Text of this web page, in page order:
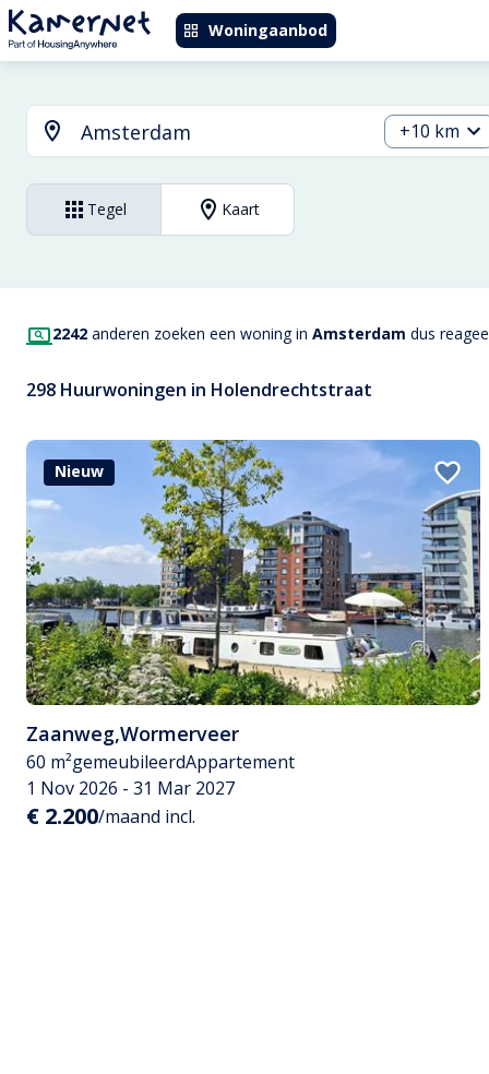
Woningaanbod
+10 km
Tegel Kaart
2242 anderen zoeken een woning in Amsterdam dus
298 Huurwoningen in Holendrechtstraat
Nieuw
Zaanweg,Wormerveer
60 m²gemeubileerdAppartement
1 Nov 2026 - 31 Mar 2027
€ 2.200/maand incl.